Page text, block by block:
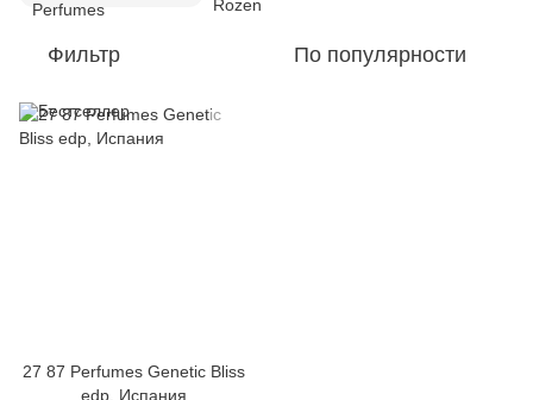
Фильтр По популярности
27 87 Perfumes Genetic Bliss
edp, Испания